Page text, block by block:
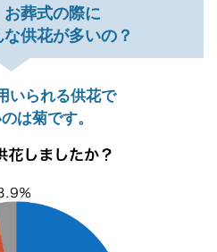
お葬式の際に
な供花が多いの？
いられる供花で
は菊です。